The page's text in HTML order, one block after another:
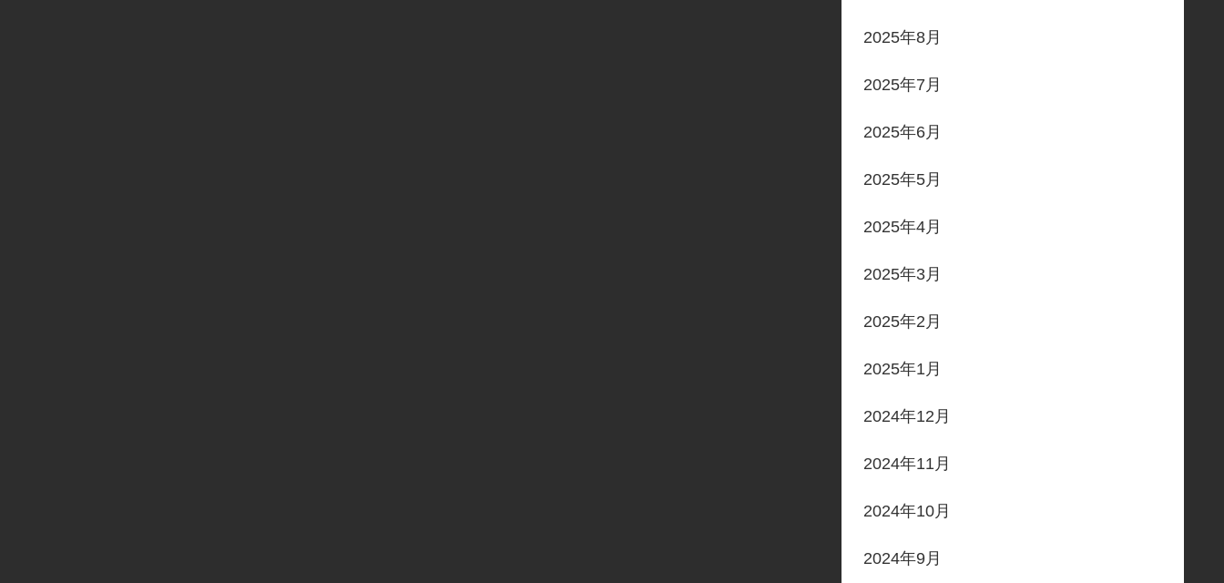
2025年8月
2025年7月
2025年6月
2025年5月
2025年4月
2025年3月
2025年2月
2025年1月
2024年12月
2024年11月
2024年10月
2024年9月